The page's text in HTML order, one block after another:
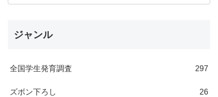
ジャンル
全国学生発育調査 297
ズボン下ろし 26